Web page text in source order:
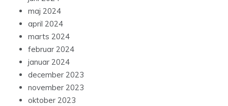
maj 2024
april 2024
marts 2024
februar 2024
januar 2024
december 2023
november 2023
oktober 2023